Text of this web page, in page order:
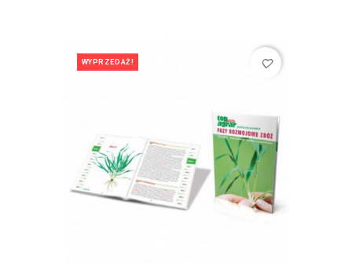
WYPRZEDAŻ! favorite_border